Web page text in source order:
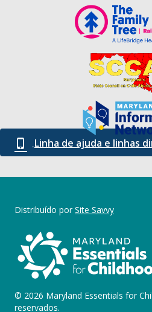
Linha de ajuda e linhas
© 2026 Maryland Essentials for
reservados.
Distribuído porSite Savvy